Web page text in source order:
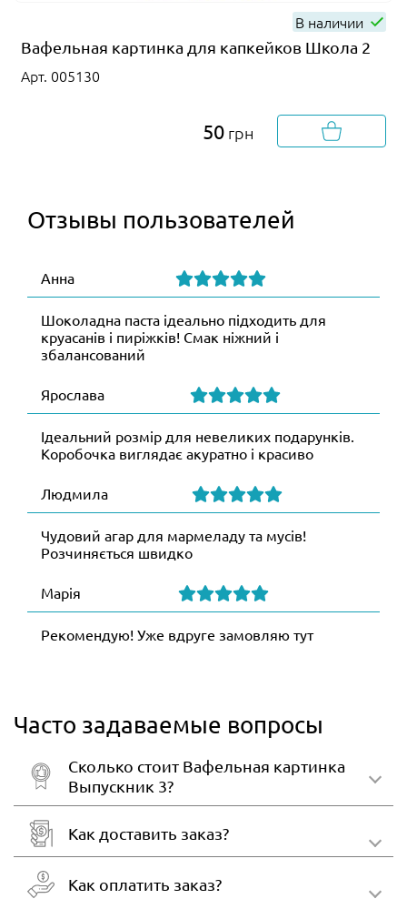
В наличии
Вафельная картинка для капкейков Школа 2
Арт. 005130
50 грн
Отзывы пользователей
Анна
Шоколадна паста ідеально підходить для
круасанів і пиріжків! Смак ніжний і
збалансований
Ярослава
Ідеальний розмір для невеликих подарунків.
Коробочка виглядає акуратно і красиво
Людмила
Чудовий агар для мармеладу та мусів!
Розчиняється швидко
Марія
Рекомендую! Уже вдруге замовляю тут
Часто задаваемые вопросы
Сколько стоит Вафельная картинка
Выпускник 3?
Как доставить заказ?
Как оплатить заказ?